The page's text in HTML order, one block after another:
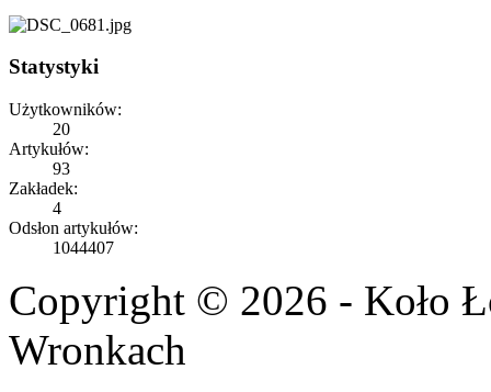
Statystyki
Użytkowników:
20
Artykułów:
93
Zakładek:
4
Odsłon artykułów:
1044407
Copyright © 2026 - Koło
Wronkach